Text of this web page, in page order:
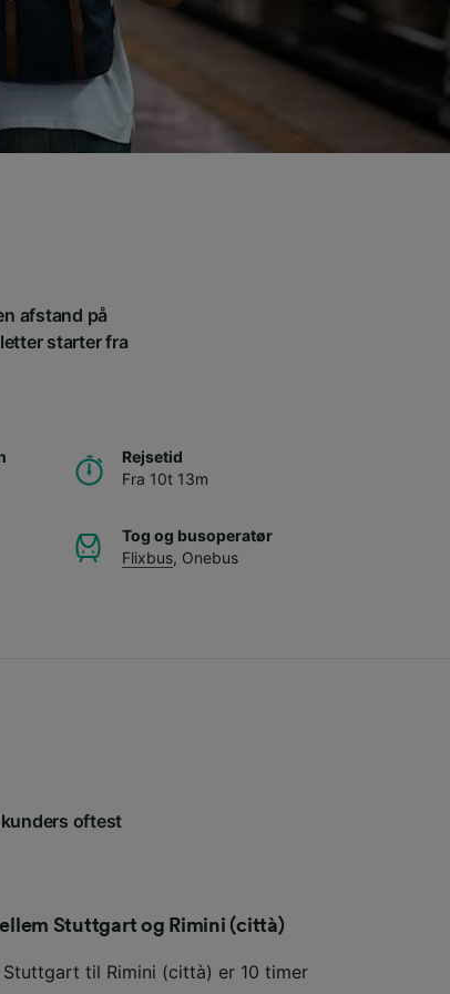
afstand på
starter fra
Rejsetid
Fra 10t 13m
Tog og busoperatør
Flixbus, Onebus
oftest
Stuttgart og Rimini (città)
til Rimini (città) er 10 timer